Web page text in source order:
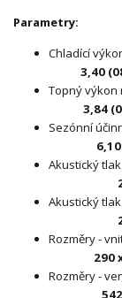
Parametry:
Chladící
3,40
Topný
3,84
Akustický
25 /
290 x